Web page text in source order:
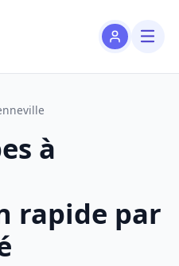
à
rapide par